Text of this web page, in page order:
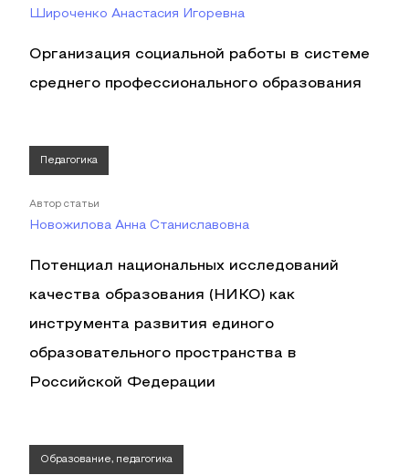
Широченко Анастасия Игоревна
Организация социальной работы в системе
среднего профессионального образования
Педагогика
Автор статьи
Новожилова Анна Станиславовна
Потенциал национальных исследований
качества образования (НИКО) как
инструмента развития единого
образовательного пространства в
Российской Федерации
Образование, педагогика